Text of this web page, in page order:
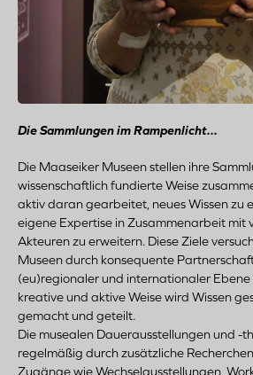
Die Sammlungen im Rampenlicht...
Die Maaseiker Museen stellen ihre
wissenschaftlich fundierte Weise
aktiv daran gearbeitet, neues Wissen zu
eigene Expertise in Zusammenarbeit mit
Akteuren zu erweitern. Diese Ziele
Museen durch konsequente
(eu)regionaler und internationaler Ebene
kreative und aktive Weise wird Wissen
gemacht und geteilt.
Die musealen Dauerausstellungen und -
regelmäßig durch zusätzliche
Zugänge wie Wechselausstellungen,